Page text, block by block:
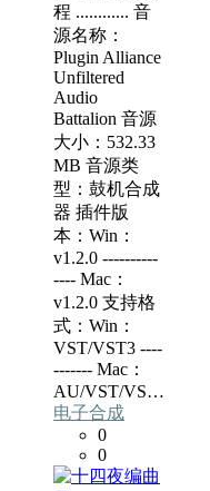
程 ............ 音
源名称：
Plugin Alliance
Unfiltered
Audio
Battalion 音源
大小：532.33
MB 音源类
型：鼓机合成
器 插件版
本：Win：
v1.2.0 ----------
---- Mac：
v1.2.0 支持格
式：Win：
VST/VST3 ----
------- Mac：
AU/VST/VS…
电子合成
0
0